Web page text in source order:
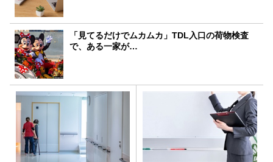
「見てるだけでムカムカ」TDL入口の荷物検査
で、ある一家が…